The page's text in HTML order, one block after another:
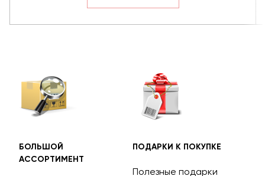
БОЛЬШОЙ
АССОРТИМЕНТ
ПОДАРКИ К ПОКУПКЕ
Полезные подарки